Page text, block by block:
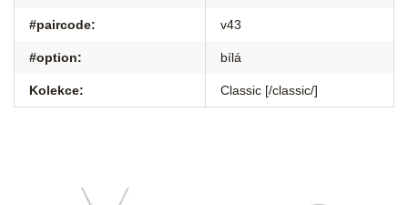
#paircode: v43
#option: bílá
Kolekce: Classic [/classic/]